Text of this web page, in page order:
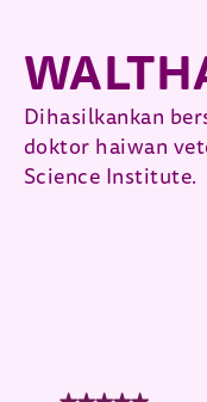
Dihasilkankan
doktor haiwan
Science Institute.